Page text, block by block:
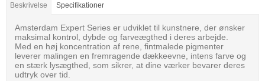
Beskrivelse Specifikationer
Amsterdam Expert Series er udviklet til kunstnere, der ønsker
maksimal kontrol, dybde og farveægthed i deres arbejde.
Med en høj koncentration af rene, fintmalede pigmenter
leverer malingen en fremragende dækkeevne, intens farve og
en stærk lysægthed, som sikrer, at dine værker bevarer deres
udtryk over tid.